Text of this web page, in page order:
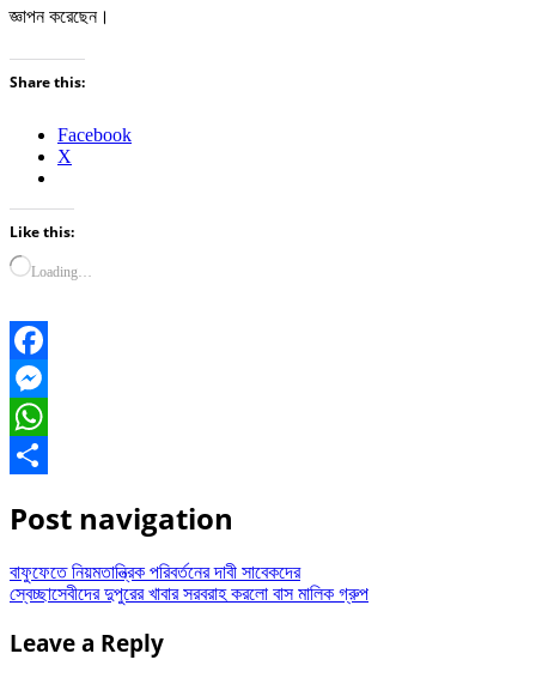
জ্ঞাপন করেছেন।
Share this:
Facebook
X
Like this:
Loading…
Facebook
Messenger
WhatsApp
Post navigation
বাফুফেতে নিয়মতান্ত্রিক পরিবর্তনের দাবী সাবেকদের
স্বেচ্ছাসেবীদের দুপুরের খাবার সরবরাহ করলো বাস মালিক গ্রুপ
Leave a Reply